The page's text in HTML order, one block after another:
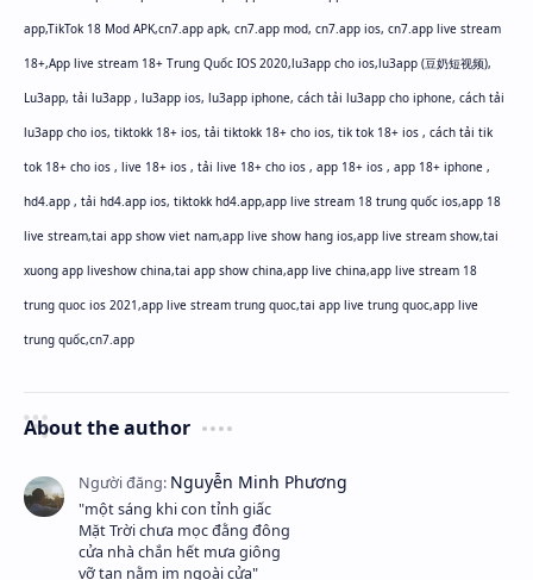
app,TikTok 18 Mod APK,cn7.app apk, cn7.app mod, cn7.app ios, cn7.app live stream
18+,App live stream 18+ Trung Quốc IOS 2020,lu3app cho ios,lu3app (豆奶短视频),
Lu3app, tải lu3app , lu3app ios, lu3app iphone, cách tải lu3app cho iphone, cách tải
lu3app cho ios, tiktokk 18+ ios, tải tiktokk 18+ cho ios, tik tok 18+ ios , cách tải tik
tok 18+ cho ios , live 18+ ios , tải live 18+ cho ios , app 18+ ios , app 18+ iphone ,
hd4.app , tải hd4.app ios, tiktokk hd4.app,app live stream 18 trung quốc ios,app 18
live stream,tai app show viet nam,app live show hang ios,app live stream show,tai
xuong app liveshow china,tai app show china,app live china,app live stream 18
trung quoc ios 2021,app live stream trung quoc,tai app live trung quoc,app live
trung quốc,cn7.app
About the author
"một sáng khi con tỉnh giấc
Mặt Trời chưa mọc đằng đông
cửa nhà chắn hết mưa giông
vỡ tan nằm im ngoài cửa"